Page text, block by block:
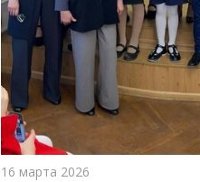
16 марта 2026